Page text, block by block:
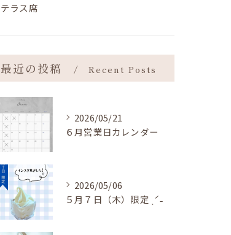
テラス席
最近の投稿 Recent Posts
2026/05/21
６月営業日カレンダー
2026/05/06
５月７日（木）限定 ˎˊ˗